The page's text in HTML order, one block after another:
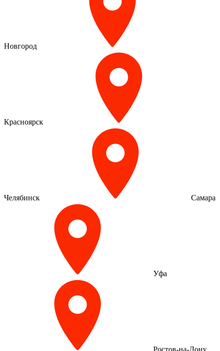
Новгород
Красноярск
Челябинск Самара
Уфа
Ростов-на-Дону